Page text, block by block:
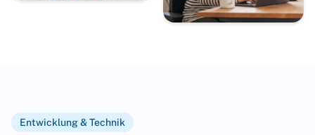
Entwicklung & Technik